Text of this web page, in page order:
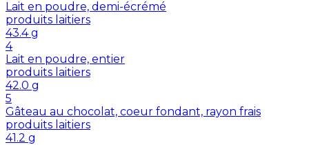
Lait en poudre, demi-écrémé
produits laitiers
43.4 g
4
Lait en poudre, entier
produits laitiers
42.0 g
5
Gâteau au chocolat, coeur fondant, rayon frais
produits laitiers
41.2 g